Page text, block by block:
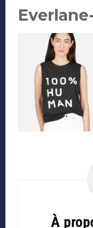
À